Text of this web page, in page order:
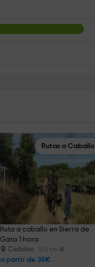
Rutas a Caballo
Ruta a caballo en Sierra de
Gata 1 hora
Cadalso 10.0 km
a partir de 35€